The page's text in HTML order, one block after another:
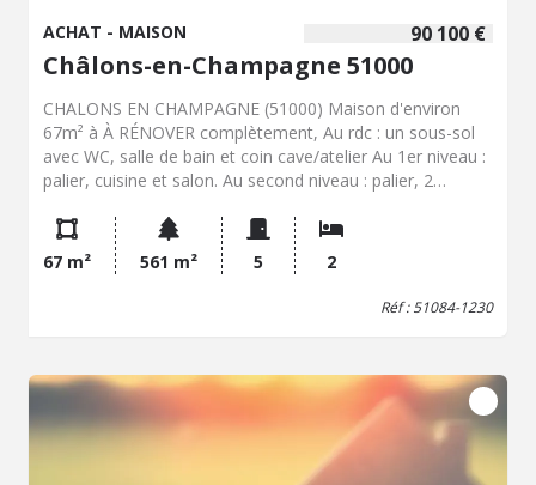
90 100 €
ACHAT - MAISON
Châlons-en-Champagne 51000
CHALONS EN CHAMPAGNE (51000) Maison d'environ
67m² à À RÉNOVER complètement, Au rdc : un sous-sol
avec WC, salle de bain et coin cave/atelier Au 1er niveau :
palier, cuisine et salon. Au second niveau : palier, 2
pièce aménagé. jardin et garage Diagnostique de
Performance Énergétique = Classe consommation : F / F
Nous contacter : Mme GERARD 07.76.03.91.03 ou Mme
FERRAND 07.76.00.26.39 Les informations sur les risques
67 m² 561 m² 5 2
Réf : 51084-1230